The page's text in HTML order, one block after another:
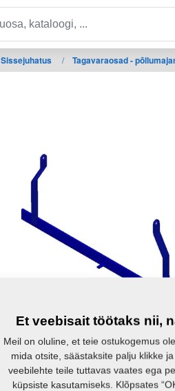
Sissejuhatus / Tagavaraosad -
Et veebisait töötaks nii,
Meil on oluline, et teie ostukogemus
mida otsite, säästaksite palju klikke
veebilehte teile tuttavas vaates ega
küpsiste kasutamiseks. Klõpsates